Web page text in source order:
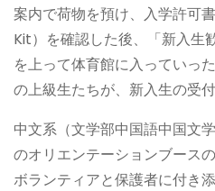
案内で荷物を預け、入学許可
Kit）を確認した後、「新入生
を上って体育館に入っていっ
の上級生たちが、新入生の受
中文系（文学部中国語中国文
のオリエンテーションブース
ボランティアと保護者に付き